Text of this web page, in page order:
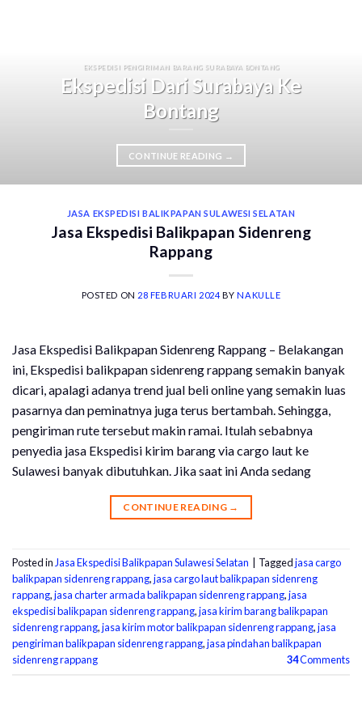
EKSPEDISI PENGIRIMAN BARANG SURABAYA BONTANG
Ekspedisi Dari Surabaya Ke
Bontang
CONTINUE READING →
JASA EKSPEDISI BALIKPAPAN SULAWESI SELATAN
Jasa Ekspedisi Balikpapan Sidenreng
Rappang
POSTED ON 28 FEBRUARI 2024BYNAKULLE
Jasa Ekspedisi Balikpapan Sidenreng Rappang – Belakangan
ini, Ekspedisi balikpapan sidenreng rappang semakin banyak
dicari, apalagi adanya trend jual beli online yang semakin luas
pasarnya dan peminatnya juga terus bertambah. Sehingga,
pengiriman rute tersebut makin ramai. Itulah sebabnya
penyedia jasa Ekspedisi kirim barang via cargo laut ke
Sulawesi banyak dibutuhkan. Jika saat ini Anda sedang
CONTINUE READING →
Posted in Jasa Ekspedisi Balikpapan Sulawesi Selatan Taggedjasa cargo
balikpapan sidenreng rappang,jasa cargo laut balikpapan sidenreng
rappang,jasa charter armada balikpapan sidenreng rappang,jasa
ekspedisi balikpapan sidenreng rappang,jasa kirim barang balikpapan
sidenreng rappang,jasa kirim motor balikpapan sidenreng rappang,jasa
pengiriman balikpapan sidenreng rappang,jasa pindahan balikpapan
sidenreng rappang
34Comments